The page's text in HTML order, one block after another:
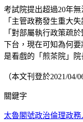
考試院提出超過20年
「主管政務發生重大
「對部屬執行政策疏
下台，現在可知為何
是看戲的「煎茶院」院
（本文刊登於2021/04/
關鍵字
太魯閣號政治倫理政務